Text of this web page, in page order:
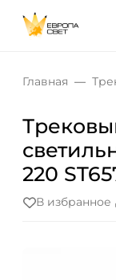
Главная
220
В избранное